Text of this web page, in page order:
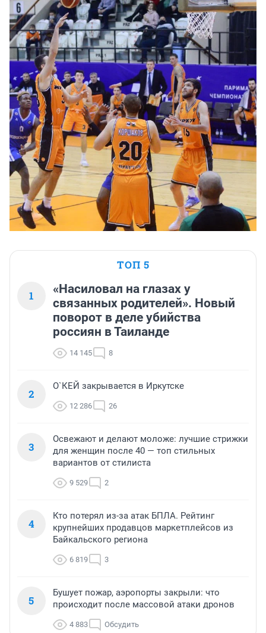
ТОП 5
1
«Насиловал на глазах у
связанных родителей». Новый
поворот в деле убийства
россиян в Таиланде
14 145 8
2
О`КЕЙ закрывается в Иркутске
12 286 26
3
Освежают и делают моложе: лучшие стрижки
для женщин после 40 — топ стильных
вариантов от стилиста
9 529 2
4
Кто потерял из-за атак БПЛА. Рейтинг
крупнейших продавцов маркетплейсов из
Байкальского региона
6 819 3
5
Бушует пожар, аэропорты закрыли: что
происходит после массовой атаки дронов
4 883 Обсудить